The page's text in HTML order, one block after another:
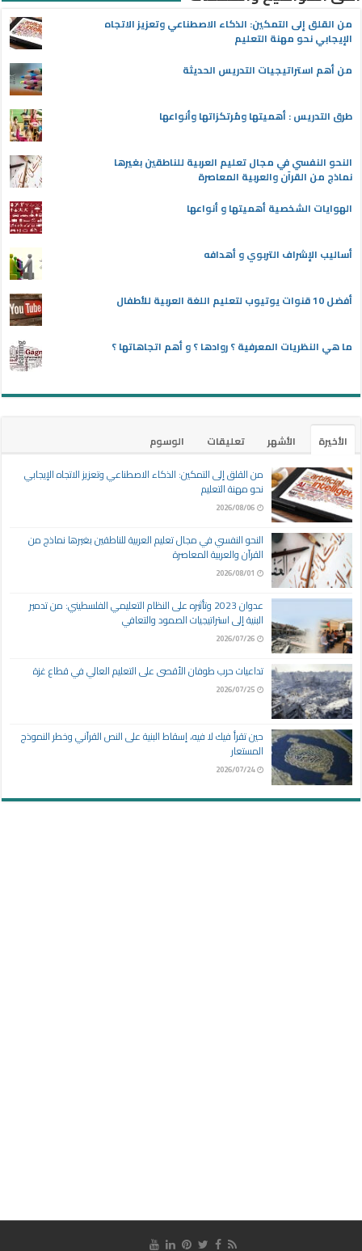
من القلق إلى التمكين: الذكاء الاصطناعي وتعزيز الاتجاه
الإيجابي نحو مهنة التعليم
من أهم استراتيجيات التدريس الحديثة
طرق التدريس : أهميتها ومُرتكزاتها وأنواعها
النحو النفسي في مجال تعليم العربية للناطقين بغيرها
نماذج من القرآن والعربية المعاصرة
الهوايات الشخصية أهميتها و أنواعها
أساليب الإشراف التربوي و أهدافه
أفضل 10 قنوات يوتيوب لتعليم اللغة العربية للأطفال
ما هي النظريات المعرفية ؟ روادها ؟ و أهم اتجاهاتها ؟
الأخيرة الأشهر تعليقات
الوسوم
من القلق إلى التمكين: الذكاء الاصطناعي وتعزيز الاتجاه الإيجابي
نحو مهنة التعليم
2026/08/06
النحو النفسي في مجال تعليم العربية للناطقين بغيرها نماذج من
القرآن والعربية المعاصرة
2026/08/01
عدوان 2023 وتأثيره على النظام التعليمي الفلسطيني: من تدمير
البنية إلى استراتيجيات الصمود والتعافي
2026/07/26
تداعيات حرب طوفان الأقصى على التعليم العالي في قطاع غزة
2026/07/25
حين تقرأ فيك لا فيه، إسقاط البنية على النص القرآني وخطر النموذج
المستعار
2026/07/24